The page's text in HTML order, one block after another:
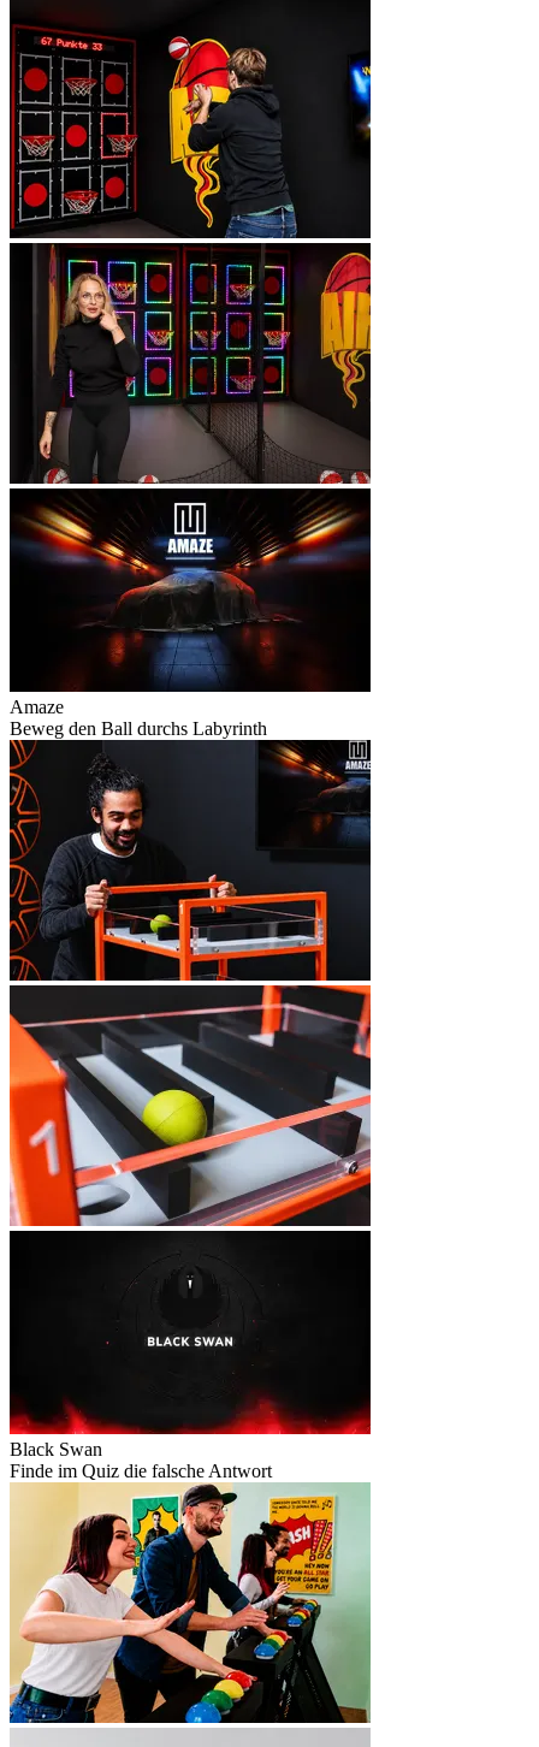
Amaze
Beweg den Ball durchs Labyrinth
Black Swan
Finde im Quiz die falsche Antwort